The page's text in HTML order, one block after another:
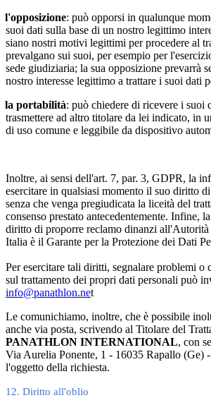
l'opposizione: può opporsi in qualunque
suoi dati sulla base di un nostro legittimo
siano nostri motivi legittimi per procedere al
prevalgano sui suoi, per esempio per
sede giudiziaria; la sua opposizione prevarrà
nostro interesse legittimo a trattare i suoi dati
la portabilità: può chiedere di ricevere i suoi
trasmettere ad altro titolare da lei indicato, in
di uso comune e leggibile da dispositivo
Inoltre, ai sensi dell'art. 7, par. 3, GDPR, la
esercitare in qualsiasi momento il suo diritto
senza che venga pregiudicata la liceità del
consenso prestato antecedentemente. Infine,
diritto di proporre reclamo dinanzi
Italia è il Garante per la Protezione dei Dati
Per esercitare tali diritti, segnalare problemi o
sul trattamento dei propri dati personali può
info@panathlon.net
Le comunichiamo, inoltre, che è possibile
anche via posta, scrivendo al Titolare del
PANATHLON INTERNATIONAL, con
Via Aurelia Ponente, 1 - 16035 Rapallo (Ge)
l'oggetto della richiesta.
12. Diritto all'oblio